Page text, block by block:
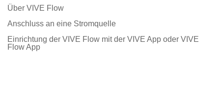
Über VIVE Flow
Anschluss an eine Stromquelle
Einrichtung der VIVE Flow mit der VIVE App oder VIVE
Flow App